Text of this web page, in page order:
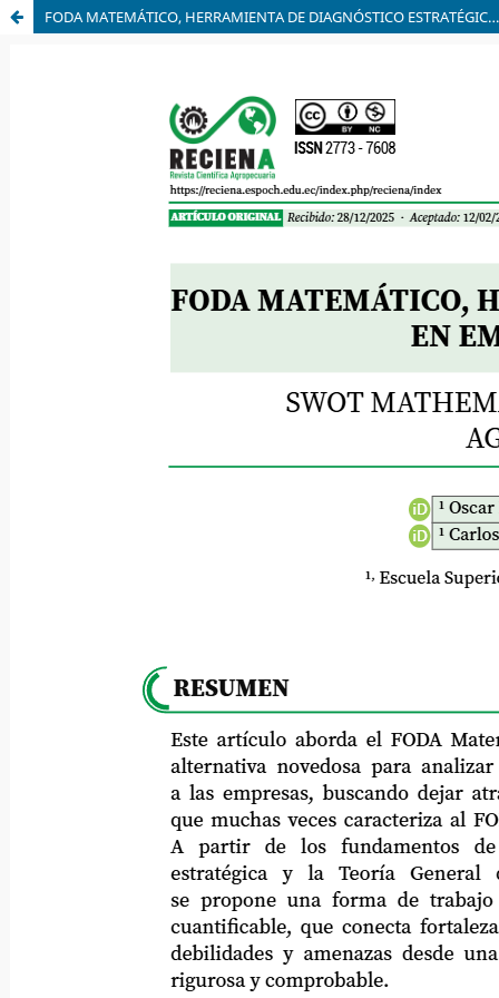
FODA MATEMÁTICO, HERRAMIENTA DE DIAGNÓSTICO ESTRATÉGICO EN EMPRESAS AGRO INDUSTRIALES